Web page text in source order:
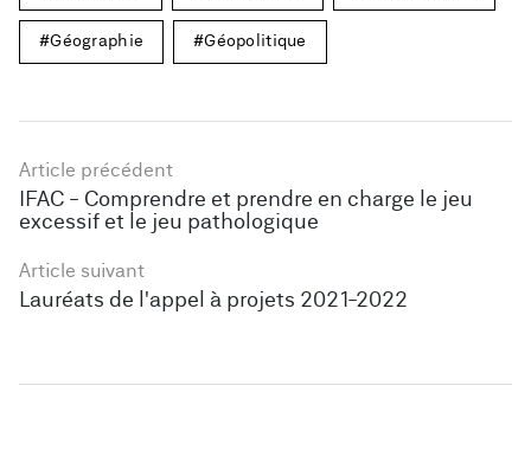
Géographie Géopolitique
Article précédent
IFAC - Comprendre et prendre en charge le jeu
excessif et le jeu pathologique
Article suivant
Lauréats de l'appel à projets 2021-2022